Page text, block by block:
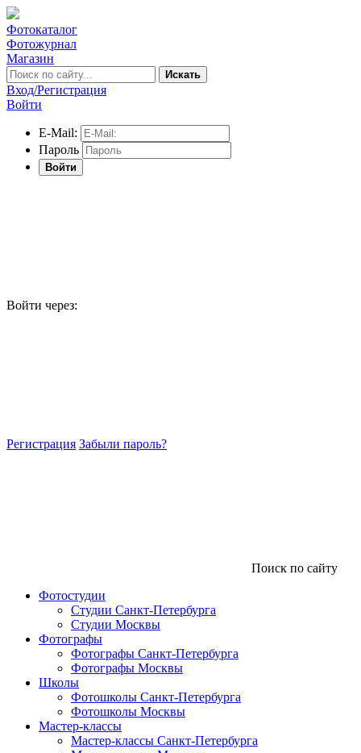
Фотокаталог
Фотожурнал
Магазин
Искать
Вход/Регистрация
Войти
E-Mail:
Пароль
Войти
Войти через:
Регистрация Забыли пароль?
Поиск по сайту
Фотостудии
Студии Санкт-Петербурга
Студии Москвы
Фотографы
Фотографы Санкт-Петербурга
Фотографы Москвы
Школы
Фотошколы Санкт-Петербурга
Фотошколы Москвы
Мастер-классы
Мастер-классы Санкт-Петербурга